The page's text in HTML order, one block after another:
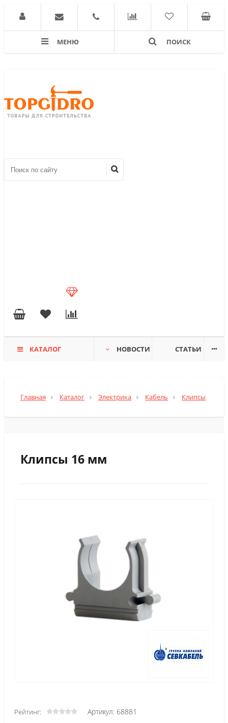
МЕНЮ ПОИСК
КАТАЛОГ НОВОСТИ СТАТЬИ
Главная Каталог Электрика Кабель Клипсы
Клипсы 16 мм
Рейтинг: Артикул: 68881